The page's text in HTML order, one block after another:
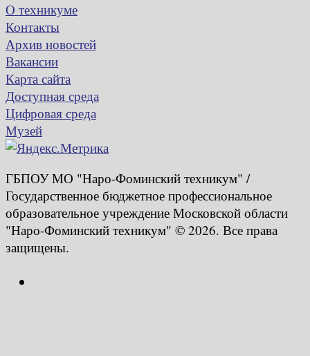
О техникуме
Контакты
Архив новостей
Вакансии
Карта сайта
Доступная среда
Цифровая среда
Музей
ГБПОУ МО "Наро-Фоминский техникум" /
Государственное бюджетное профессиональное
образовательное учреждение Московской области
"Наро-Фоминский техникум" © 2026. Все права
защищены.